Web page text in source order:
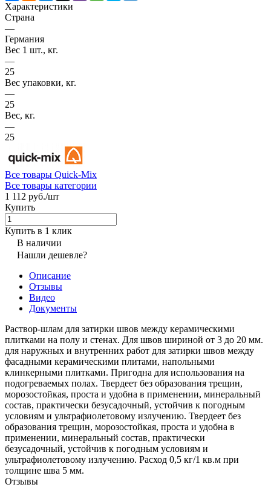
Характеристики
Страна
—
Германия
Вес 1 шт., кг.
—
25
Вес упаковки, кг.
—
25
Вес, кг.
—
25
Все товары Quick-Mix
Все товары категории
1 112 руб./шт
Купить
Купить в 1 клик
В наличии
Нашли дешевле?
Описание
Отзывы
Видео
Документы
Раствор-шлам для затирки швов между керамическими
плитками на полу и стенах. Для швов шириной от 3 до 20 мм.
для наружных и внутренних работ для затирки швов между
фасадными керамическими плитами, напольными
клинкерными плитками. Пригодна для использования на
подогреваемых полах. Твердеет без образования трещин,
морозостойкая, проста и удобна в применении, минеральный
состав, практически безусадочный, устойчив к погодным
условиям и ультрафиолетовому излучению. Твердеет без
образования трещин, морозостойкая, проста и удобна в
применении, минеральный состав, практически
безусадочный, устойчив к погодным условиям и
ультрафиолетовому излучению. Расход 0,5 кг/1 кв.м при
толщине шва 5 мм.
Отзывы